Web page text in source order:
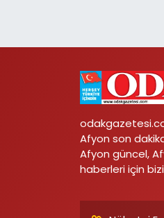
Afyon son
Afyon güncel,
haberleri için